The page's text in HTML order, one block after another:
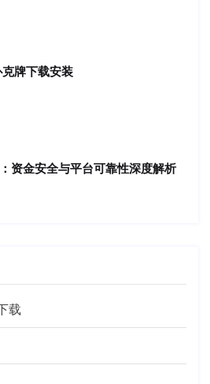
牌下载安装
资金安全与平台可靠性深度解析
载